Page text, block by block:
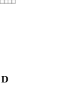
D